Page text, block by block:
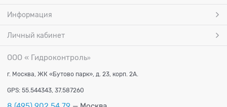
Информация
Личный кабинет
ООО « Гидроконтроль»
г. Москва, ЖК «Бутово парк», д. 23, корп. 2А.
GPS: 55.544343, 37.587260